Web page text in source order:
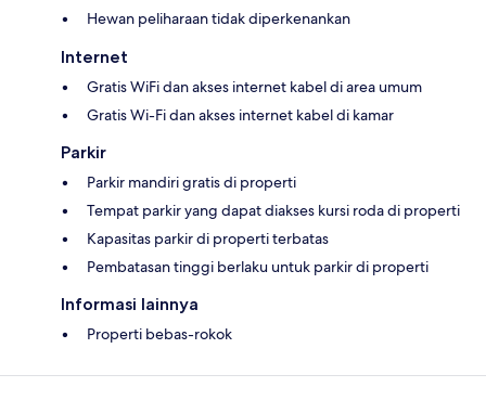
Hewan peliharaan tidak diperkenankan
Internet
Gratis WiFi dan akses internet kabel di area umum
Gratis Wi-Fi dan akses internet kabel di kamar
Parkir
Parkir mandiri gratis di properti
Tempat parkir yang dapat diakses kursi roda di properti
Kapasitas parkir di properti terbatas
Pembatasan tinggi berlaku untuk parkir di properti
Informasi lainnya
Properti bebas-rokok